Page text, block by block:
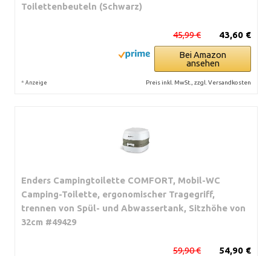
Toilettenbeuteln (Schwarz)
43,60 €
45,99 €
Bei Amazon
ansehen
* Anzeige Preis inkl. MwSt., zzgl. Versandkosten
Enders Campingtoilette COMFORT, Mobil-WC
Camping-Toilette, ergonomischer Tragegriff,
trennen von Spül- und Abwassertank, Sitzhöhe von
32cm #49429
54,90 €
59,90 €